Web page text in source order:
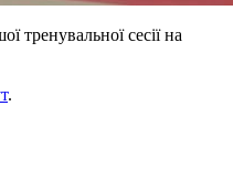
тренувальної сесії на
.